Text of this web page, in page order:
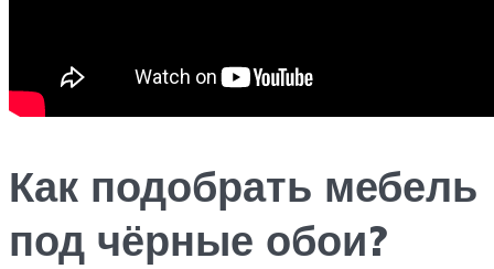
Как подобрать мебель
под чёрные обои?